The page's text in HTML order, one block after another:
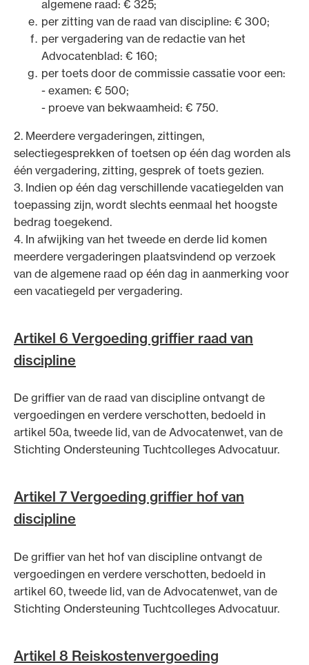
algemene raad: € 325;
per zitting van de raad van discipline: € 300;
per vergadering van de redactie van het
Advocatenblad: € 160;
per toets door de commissie cassatie voor een:
- examen: € 500;
- proeve van bekwaamheid: € 750.
2. Meerdere vergaderingen, zittingen,
selectiegesprekken of toetsen op één dag worden als
één vergadering, zitting, gesprek of toets gezien.
3. Indien op één dag verschillende vacatiegelden van
toepassing zijn, wordt slechts eenmaal het hoogste
bedrag toegekend.
4. In afwijking van het tweede en derde lid komen
meerdere vergaderingen plaatsvindend op verzoek
van de algemene raad op één dag in aanmerking voor
een vacatiegeld per vergadering.
Artikel 6 Vergoeding griffier raad van
discipline
De griffier van de raad van discipline ontvangt de
vergoedingen en verdere verschotten, bedoeld in
artikel 50a, tweede lid, van de Advocatenwet, van de
Stichting Ondersteuning Tuchtcolleges Advocatuur.
Artikel 7 Vergoeding griffier hof van
discipline
De griffier van het hof van discipline ontvangt de
vergoedingen en verdere verschotten, bedoeld in
artikel 60, tweede lid, van de Advocatenwet, van de
Stichting Ondersteuning Tuchtcolleges Advocatuur.
Artikel 8 Reiskostenvergoeding